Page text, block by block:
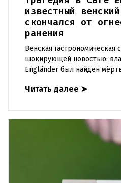
известный
скончался от
ранения
Венская гастрономическая
шокирующей новостью:
Engländer был найден
районе Вены. Полици
Читать далее ➤